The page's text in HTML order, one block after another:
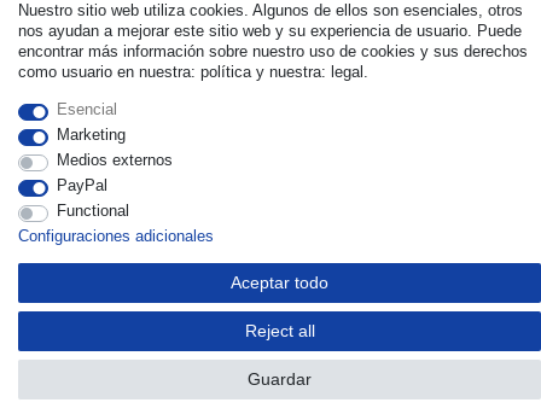
Nuestro sitio web utiliza cookies. Algunos de ellos son esenciales, otros
nos ayudan a mejorar este sitio web y su experiencia de usuario. Puede
encontrar más información sobre nuestro uso de cookies y sus derechos
como usuario en nuestra: política y nuestra: legal.
Esencial
Marketing
Medios externos
PayPal
Functional
Configuraciones adicionales
Aceptar todo
Reject all
Guardar
Withdraw from contract here Contacto